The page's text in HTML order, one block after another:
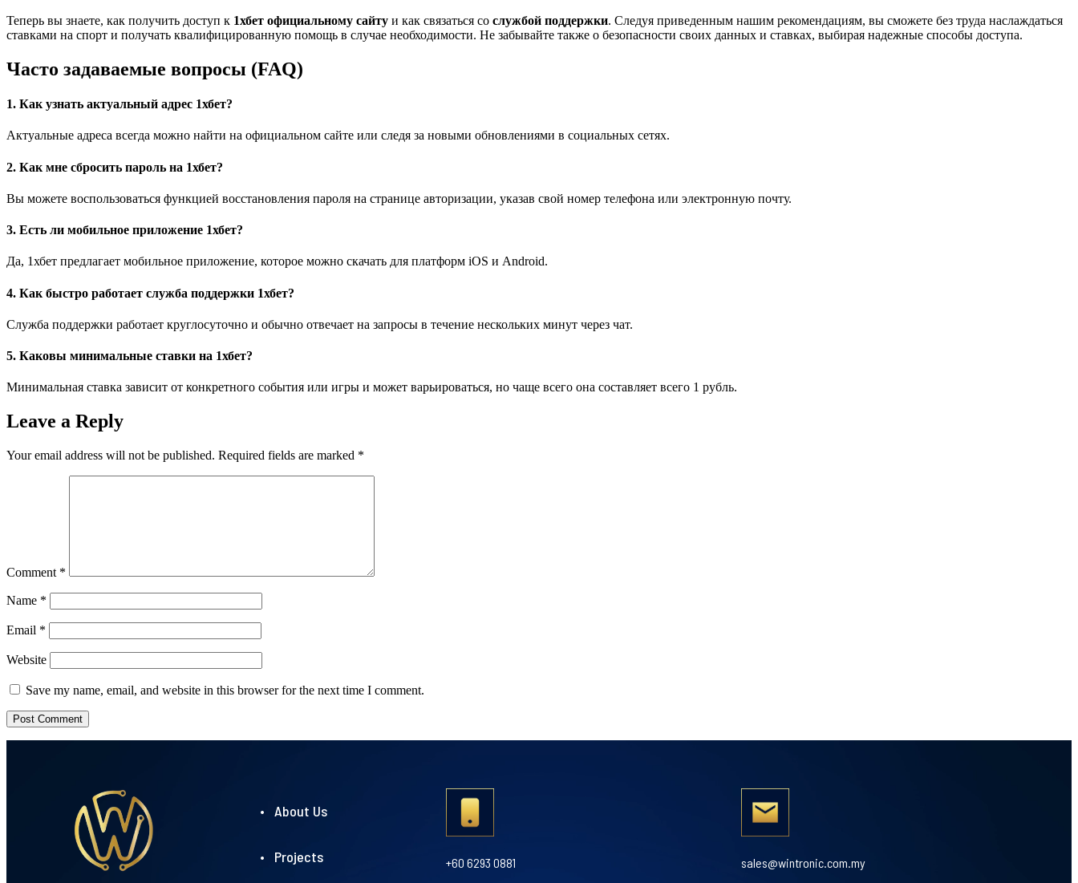
Теперь вы знаете, как получить доступ к 1хбет официальному сайту и как связаться со службой поддержки. Следуя приведенным нашим рекомендациям, вы сможете без труда наслаждаться
ставками на спорт и получать квалифицированную помощь в случае необходимости. Не забывайте также о безопасности своих данных и ставках, выбирая надежные способы доступа.
Часто задаваемые вопросы (FAQ)
1. Как узнать актуальный адрес 1хбет?
Актуальные адреса всегда можно найти на официальном сайте или следя за новыми обновлениями в социальных сетях.
2. Как мне сбросить пароль на 1хбет?
Вы можете воспользоваться функцией восстановления пароля на странице авторизации, указав свой номер телефона или электронную почту.
3. Есть ли мобильное приложение 1хбет?
Да, 1хбет предлагает мобильное приложение, которое можно скачать для платформ iOS и Android.
4. Как быстро работает служба поддержки 1хбет?
Служба поддержки работает круглосуточно и обычно отвечает на запросы в течение нескольких минут через чат.
5. Каковы минимальные ставки на 1хбет?
Минимальная ставка зависит от конкретного события или игры и может варьироваться, но чаще всего она составляет всего 1 рубль.
Leave a Reply
Your email address will not be published. Required fields are marked *
Comment *
Name *
Email *
Website
Save my name, email, and website in this browser for the next time I comment.
• About Us
• Projects +60 6293 0881 sales@wintronic.com.my